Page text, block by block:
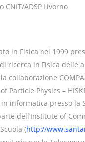
ADSP Livorno
in Fisica nel 1999
ricerca in Fisica delle
collaborazione
Particle Physics –
informatica presso la
dell’Institute of
(http://